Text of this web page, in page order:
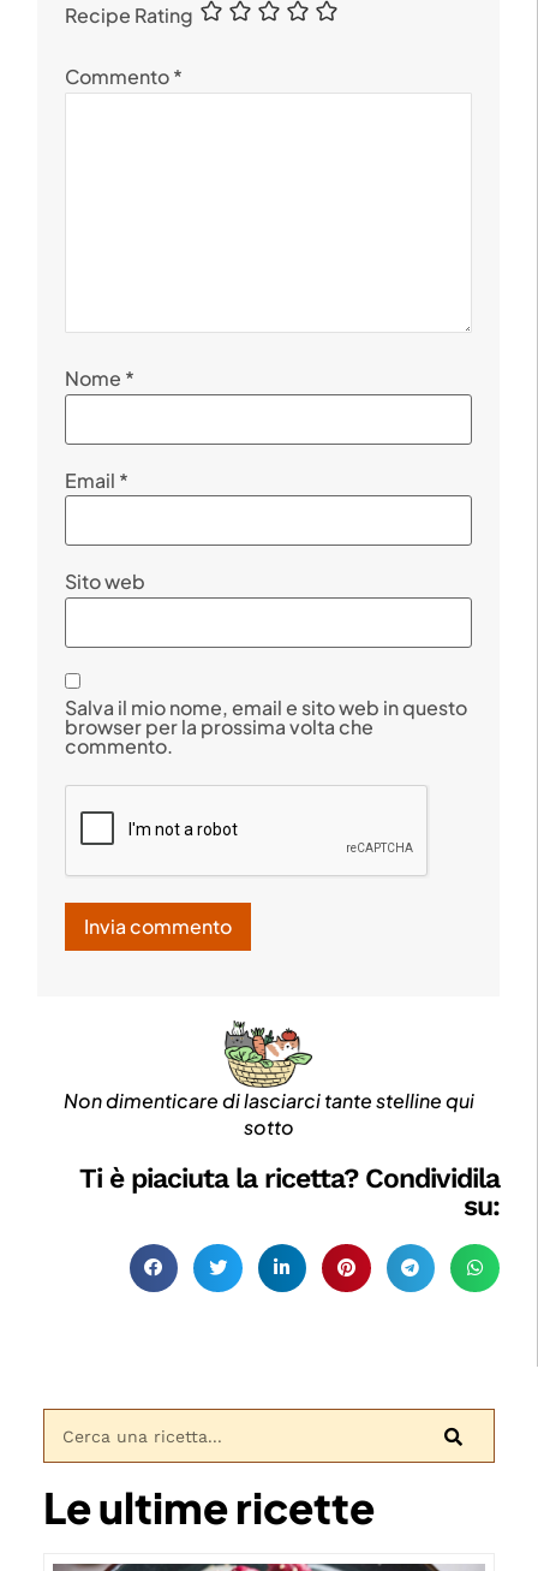
Recipe Rating
Commento*
Nome *
Email *
Sito web
Salva il mio nome, email e sito web in questo
browser per la prossima volta che
commento.
Non dimenticare di lasciarci tante stelline qui
sotto
Ti è piaciuta la ricetta? Condividila
su:
Le ultime ricette